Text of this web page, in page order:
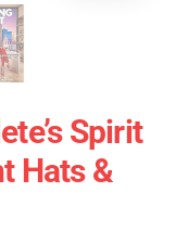
Spirit
Hats &